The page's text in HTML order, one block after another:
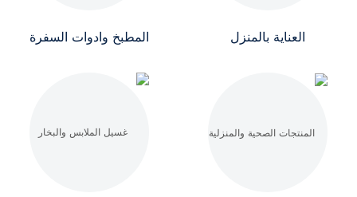
العناية بالمنزل المطبخ وادوات السفرة